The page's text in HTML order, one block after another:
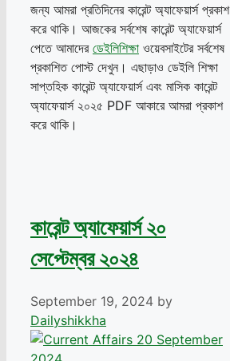
জন্য আমরা প্রতিদিনের কারেন্ট অ্যাফেয়ার্স প্রকাশ
করে থাকি। আজকের সর্বশেষ কারেন্ট অ্যাফেয়ার্স
পেতে আমাদের ডেইলিশিক্ষা ওয়েবসাইটের সর্বশেষ
প্রকাশিত পোস্ট দেখুন। এছাড়াও ডেইলি শিক্ষা
সাপ্তহিক কারেন্ট অ্যাফেয়ার্স এবং মাসিক কারেন্ট
অ্যাফেয়ার্স ২০২৫ PDF আকারে আমরা প্রকাশ
করে থাকি।
কারেন্ট অ্যাফেয়ার্স ২০
সেপ্টেম্বর ২০২৪
September 19, 2024 by
Dailyshikkha